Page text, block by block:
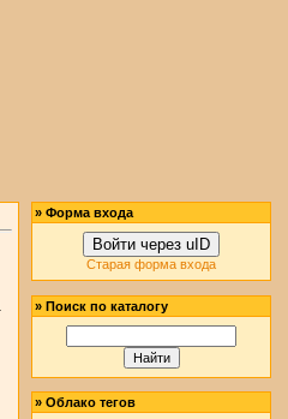
» Форма входа
Войти через uID
Старая форма входа
» Поиск по каталогу
» Облако тегов